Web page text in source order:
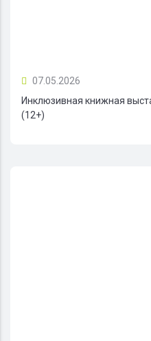
07.05.2026
Инклюзивная книжная
(12+)